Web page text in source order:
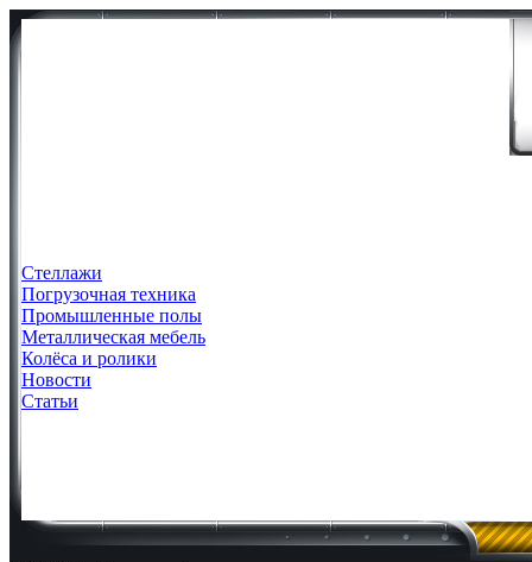
Стеллажи
Погрузочная техника
Промышленные полы
Металлическая мебель
Колёса и ролики
Новости
Статьи